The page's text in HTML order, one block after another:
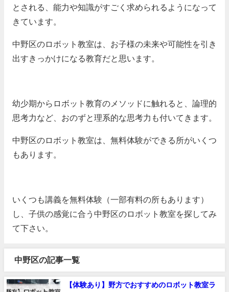
とされる、能力や知識がすごく求められるようになって
きています。
中野区のロボット教室は、お子様の未来や可能性を引き
出すきっかけになる教育だと思います。
幼少期からロボット教育のメソッドに触れると、論理的
思考力など、おのずと理系的な思考力も付いてきます。
中野区のロボット教室は、無料体験ができる所がいくつ
もあります。
いくつも講義を無料体験（一部有料の所もあります）
し、子供の感覚に合う中野区のロボット教室を探してみ
て下さい。
中野区の記事一覧
【体験あり】野方でおすすめのロボット教室ラ